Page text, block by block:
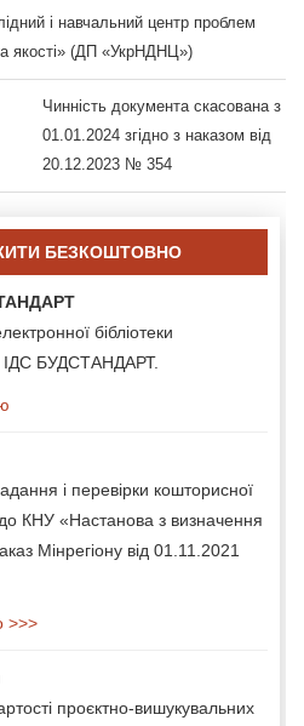
і навчальний центр проблем
якості» (ДП «УкрНДНЦ»)
Чинність документа скасована з
01.01.2024 згідно з наказом від
20.12.2023 № 354
БЕЗКОШТОВНО
бібліотеки
ІДС БУДСТАНДАРТ.
і перевірки кошторисної
до КНУ «Настанова з визначення
Мінрегіону від 01.11.2021
>>>
проєктно-вишукувальних